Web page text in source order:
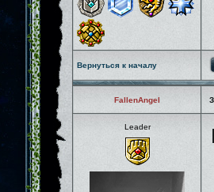
Вернуться к началу
FallenAngel
Leader